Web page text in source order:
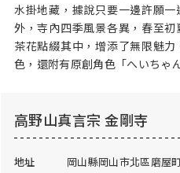
水掛地藏，據說只要一邊許願
外，寺內四季風景各異，春至
茶花點綴其中，增添了無限魅
色，還附有原創角色「へいちゃ
高野山真言宗 金剛寺
地址 岡山縣岡山市北區磨屋